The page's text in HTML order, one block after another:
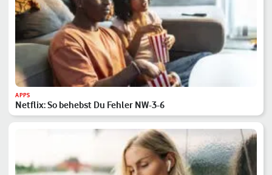
APPS
Netflix: So behebst Du Fehler NW-3-6